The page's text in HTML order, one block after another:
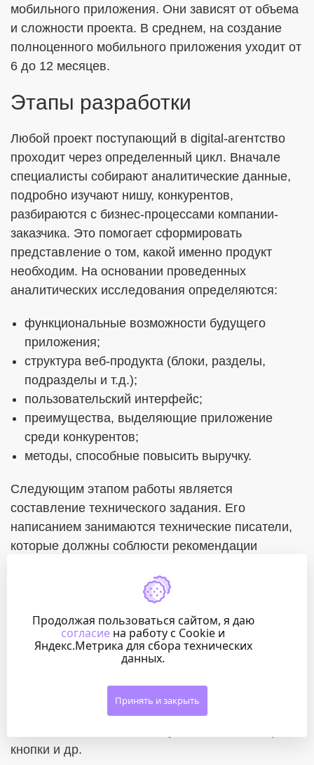
мобильного приложения. Они зависят от объема
и сложности проекта. В среднем, на создание
полноценного мобильного приложения уходит от
6 до 12 месяцев.
Этапы разработки
Любой проект поступающий в digital-агентство
проходит через определенный цикл. Вначале
специалисты собирают аналитические данные,
подробно изучают нишу, конкурентов,
разбираются с бизнес-процессами компании-
заказчика. Это помогает сформировать
представление о том, какой именно продукт
необходим. На основании проведенных
аналитических исследования определяются:
функциональные возможности будущего
приложения;
структура веб-продукта (блоки, разделы,
подразделы и т.д.);
пользовательский интерфейс;
преимущества, выделяющие приложение
среди конкурентов;
методы, способные повысить выручку.
Следующим этапом работы является
составление технического задания. Его
написанием занимаются технические писатели,
которые должны соблюсти рекомендации
приложения и функции. Это инструкция,
необходим дизайнерам, разработчикам и
тестировщикам, которые будут в дальнейшем
работать над проектом.
интерфейса. Прототипы отображают его
кнопки и др.
Продолжая пользоваться сайтом, я даю
согласие на работу с Cookie и
Яндекс.Метрика для сбора технических
данных.
Принять и закрыть